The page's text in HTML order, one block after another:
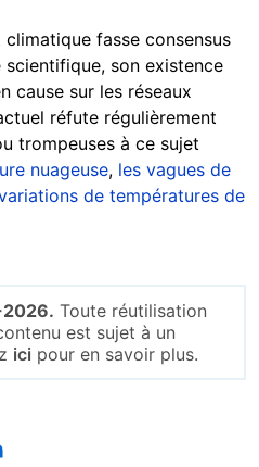
fasse consensus
son existence
cause sur les réseaux
réfute régulièrement
trompeuses à ce sujet
nuageuse, les vagues de
de températures de
2026. Toute réutilisation
est sujet à un
ici pour en savoir plus.